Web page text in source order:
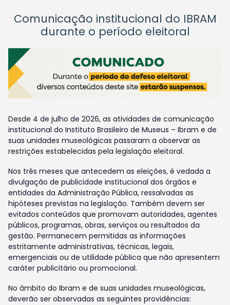
Comunicação institucional do IBRAM
durante o período eleitoral
Desde 4 de julho de 2026, as atividades de comunicação
institucional do Instituto Brasileiro de Museus – Ibram e de
suas unidades museológicas passaram a observar as
restrições estabelecidas pela legislação eleitoral.
Nos três meses que antecedem as eleições, é vedada a
divulgação de publicidade institucional dos órgãos e
entidades da Administração Pública, ressalvadas as
hipóteses previstas na legislação. Também devem ser
evitados conteúdos que promovam autoridades, agentes
públicos, programas, obras, serviços ou resultados da
gestão. Permanecem permitidas as informações
estritamente administrativas, técnicas, legais,
emergenciais ou de utilidade pública que não apresentem
caráter publicitário ou promocional.
No âmbito do Ibram e de suas unidades museológicas,
deverão ser observadas as seguintes providências: